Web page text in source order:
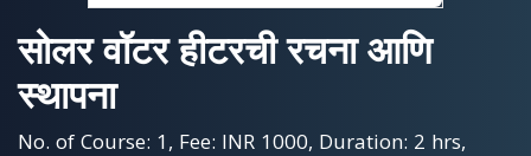
सोलर वॉटर हीटरची रचना आणि
स्थापना
No. of Course: 1, Fee: INR 1000, Duration: 2 hrs,